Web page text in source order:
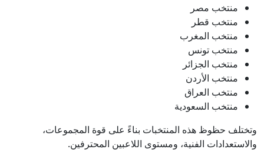
منتخب مصر
منتخب قطر
منتخب المغرب
منتخب تونس
منتخب الجزائر
منتخب الأردن
منتخب العراق
منتخب السعودية
وتختلف حظوظ هذه المنتخبات بناءً على قوة المجموعات،
والاستعدادات الفنية، ومستوى اللاعبين المحترفين.